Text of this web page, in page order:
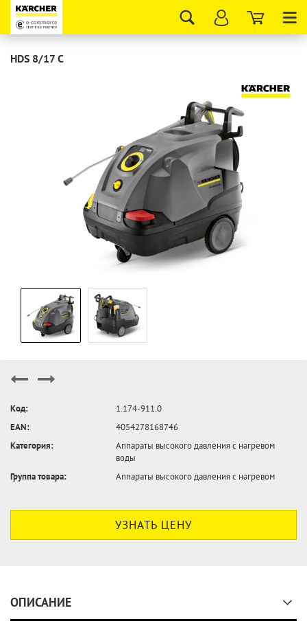
HDS 8/17 С
Код:
1.174-911.0
EAN:
4054278168746
Категория:
Аппараты высокого давления с нагревом
воды
Группа товара:
Аппараты высокого давления с нагревом
УЗНАТЬ ЦЕНУ
ОПИСАНИЕ